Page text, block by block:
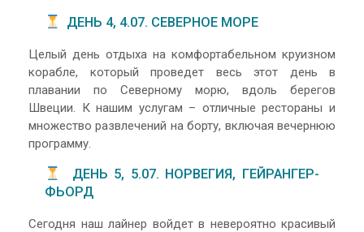
ДЕНЬ 4, 4.07. СЕВЕРНОЕ МОРЕ
Целый день отдыха на комфортабельном круизном
корабле, который проведет весь этот день в
плавании по Северному морю, вдоль берегов
Швеции. К нашим услугам – отличные рестораны и
множество развлечений на борту, включая вечернюю
программу.
ДЕНЬ 5, 5.07. НОРВЕГИЯ, ГЕЙРАНГЕР-
ФЬОРД
Сегодня наш лайнер войдет в невероятно красивый